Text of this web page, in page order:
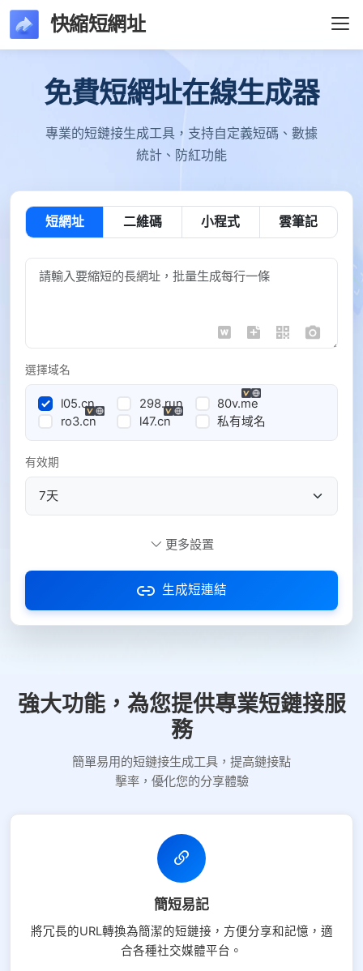
快縮短網址
免費短網址在線生成器
專業的短鏈接生成工具，支持自定義短碼、數據
統計、防紅功能
短網址 二維碼 小程式 雲筆記
選擇域名
l05.cn 298.run
80v.me
ro3.cn
l47.cn 私有域名
有效期
訪問密碼
電商平台
更多設置
生成短連結
強大功能，為您提供專業短鏈接服
務
簡單易用的短鏈接生成工具，提高鏈接點
擊率，優化您的分享體驗
簡短易記
將冗長的URL轉換為簡潔的短鏈接，方便分享和記憶，適
合各種社交媒體平台。